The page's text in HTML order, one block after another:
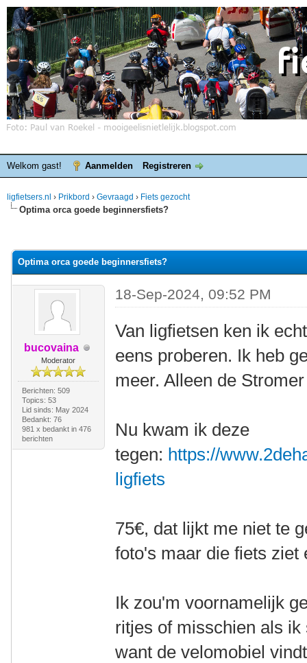
Welkom gast! Aanmelden Registreren
ligfietsers.nl › Prikbord › Gevraagd › Fiets gezocht
Optima orca goede beginnersfiets?
Optima orca goede beginnersfiets?
bucovaina
Moderator
Berichten: 509
Topics: 53
Lid sinds: May 2024
Bedankt: 76
981 x bedankt in 476
berichten
18-Sep-2024, 09:52 PM
Van ligfietsen ken ik
eens proberen. Ik heb
meer. Alleen de
Nu kwam ik deze
tegen: https://
ligfiets
75€, dat lijkt me niet te
foto's maar die fiets ziet
Ik zou'm voornamelijk
ritjes of misschien als
want de velomobiel